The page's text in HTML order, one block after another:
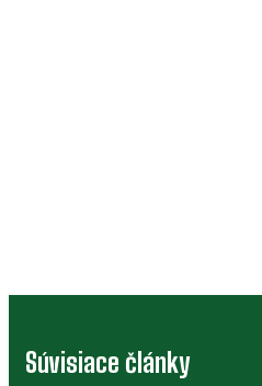
Súvisiace články